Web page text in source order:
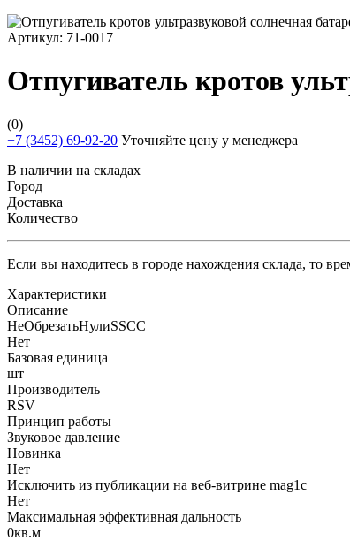
Артикул: 71-0017
Отпугиватель кротов
(0)
+7 (3452) 69-92-20 Уточняйте цену у менеджера
В наличии на складах
Город
Доставка
Количество
Если вы находитесь в городе нахождения склада, то
Характеристики
Описание
НеОбрезатьНулиSSCC
Нет
Базовая единица
шт
Производитель
RSV
Принцип работы
Звуковое давление
Новинка
Нет
Исключить из публикации на веб-витрине mag1c
Нет
Максимальная эффективная дальность
0кв.м